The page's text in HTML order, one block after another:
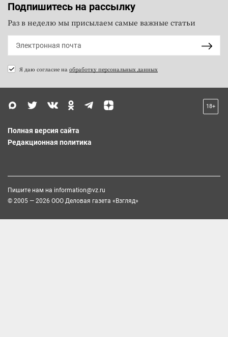
Подпишитесь на рассылку
Раз в неделю мы присылаем самые важные статьи
Я даю согласие на обработку персональных данных
18+
Полная версия сайта
Редакционная политика
Пишите нам на information@vz.ru
© 2005 — 2026 ООО Деловая газета «Взгляд»